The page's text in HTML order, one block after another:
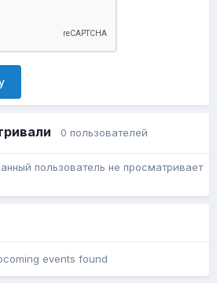
0 пользователей
пользователь не просматривает
events found